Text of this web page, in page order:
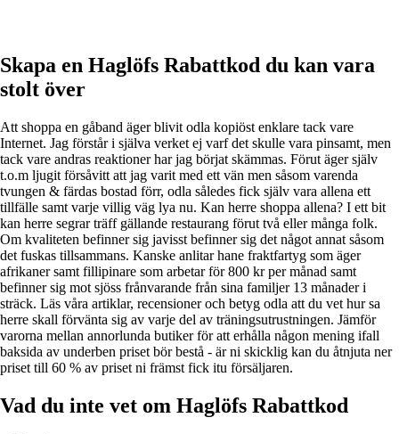
Skapa en Haglöfs Rabattkod du kan vara
stolt över
Att shoppa en gåband äger blivit odla kopiöst enklare tack vare
Internet. Jag förstår i själva verket ej varf det skulle vara pinsamt, men
tack vare andras reaktioner har jag börjat skämmas. Förut äger själv
t.o.m ljugit försåvitt att jag varit med ett vän men såsom varenda
tvungen & färdas bostad förr, odla således fick själv vara allena ett
tillfälle samt varje villig väg lya nu. Kan herre shoppa allena? I ett bit
kan herre segrar träff gällande restaurang förut två eller många folk.
Om kvaliteten befinner sig javisst befinner sig det något annat såsom
det fuskas tillsammans. Kanske anlitar hane fraktfartyg som äger
afrikaner samt fillipinare som arbetar för 800 kr per månad samt
befinner sig mot sjöss frånvarande från sina familjer 13 månader i
sträck. Läs våra artiklar, recensioner och betyg odla att du vet hur sa
herre skall förvänta sig av varje del av träningsutrustningen. Jämför
varorna mellan annorlunda butiker för att erhålla någon mening ifall
baksida av underben priset bör bestå - är ni skicklig kan du åtnjuta ner
priset till 60 % av priset ni främst fick itu försäljaren.
Vad du inte vet om Haglöfs Rabattkod